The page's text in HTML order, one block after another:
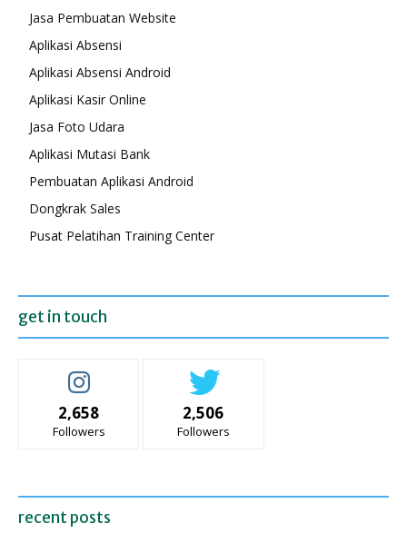
Jasa Pembuatan Website
Aplikasi Absensi
Aplikasi Absensi Android
Aplikasi Kasir Online
Jasa Foto Udara
Aplikasi Mutasi Bank
Pembuatan Aplikasi Android
Dongkrak Sales
Pusat Pelatihan Training Center
get in touch
2,658
Followers
2,506
Followers
recent posts